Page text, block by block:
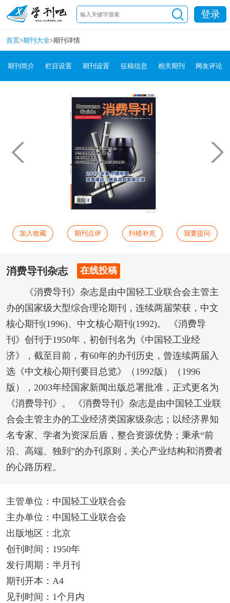
登录
首页>期刊大全>期刊详情
期刊简介 栏目设置 期刊设置 征稿信息 相关期刊 网友评论
加入收藏 期刊点评 纠错补充 我要提问
消费导刊杂志 在线投稿
《消费导刊》杂志是由中国轻工业联合会主管主
办的国家级大型综合理论期刊，连续两届荣获，中文
核心期刊(1996)、中文核心期刊(1992)。 《消费导
刊》创刊于1950年，初创刊名为《中国轻工业经
济》，截至目前，有60年的办刊历史，曾连续两届入
选《中文核心期刊要目总览》（1992版）（1996
版），2003年经国家新闻出版总署批准，正式更名为
《消费导刊》。 《消费导刊》杂志是由中国轻工业联
合会主管主办的工业经济类国家级杂志；以经济界知
名专家、学者为资深后盾，整合资源优势；秉承“前
沿、高端、独到”的办刊原则，关心产业结构和消费者
的心路历程。
主管单位：中国轻工业联合会
主办单位：中国轻工业联合会
出版地区：北京
创刊时间：1950年
发行周期：半月刊
期刊开本：A4
见刊时间：1个月内